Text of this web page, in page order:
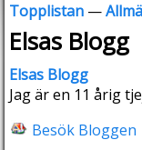
Topplistan —
Elsas Blogg
Elsas Blogg
Jag är en 11 årig
Besök Bloggen